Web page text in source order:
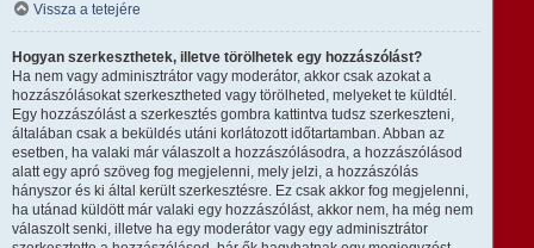
Vissza a tetejére
Hogyan szerkeszthetek, illetve törölhetek egy hozzászólást?
Ha nem vagy adminisztrátor vagy moderátor, akkor csak azokat a
hozzászólásokat szerkesztheted vagy törölheted, melyeket te küldtél.
Egy hozzászólást a szerkesztés gombra kattintva tudsz szerkeszteni,
általában csak a beküldés utáni korlátozott időtartamban. Abban az
esetben, ha valaki már válaszolt a hozzászólásodra, a hozzászólásod
alatt egy apró szöveg fog megjelenni, mely jelzi, a hozzászólás
hányszor és ki által került szerkesztésre. Ez csak akkor fog megjelenni,
ha utánad küldött már valaki egy hozzászólást, akkor nem, ha még nem
válaszolt senki, illetve ha egy moderátor vagy egy adminisztrátor